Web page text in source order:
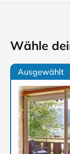
Wähle
Ausgewählt